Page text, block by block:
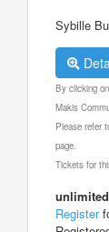
Sybille
By clicking
Makis
Please refer
page.
Tickets for
unlimited
Register